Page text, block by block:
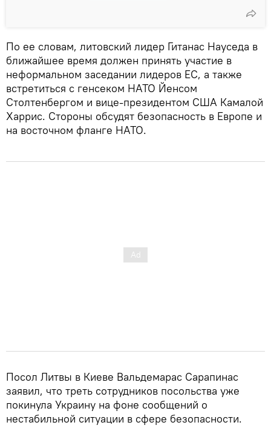
По ее словам, литовский лидер Гитанас Науседа в
ближайшее время должен принять участие в
неформальном заседании лидеров ЕС, а также
встретиться с генсеком НАТО Йенсом
Столтенбергом и вице-президентом США Камалой
Харрис. Стороны обсудят безопасность в Европе и
на восточном фланге НАТО.
Посол Литвы в Киеве Вальдемарас Сарапинас
заявил, что треть сотрудников посольства уже
покинула Украину на фоне сообщений о
нестабильной ситуации в сфере безопасности.